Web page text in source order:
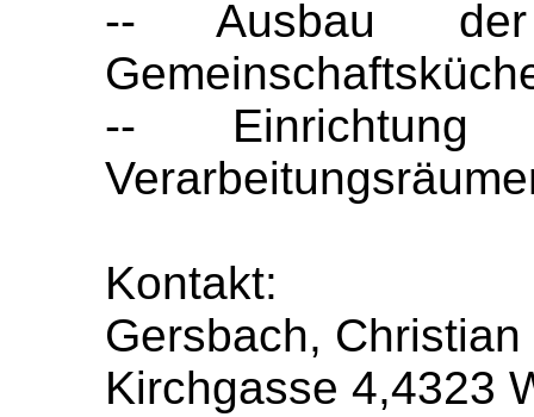
-- Ausbau
--
Kontakt:
Gersbach, Christian
Kirchgasse 4,4323